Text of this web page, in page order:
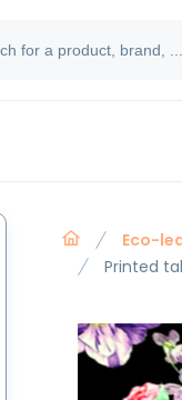
Eco-
Printed